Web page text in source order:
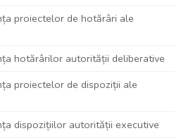
proiectelor de hotărâri ale
hotărârilor autorității deliberative
proiectelor de dispoziții ale
dispozițiilor autorității executive